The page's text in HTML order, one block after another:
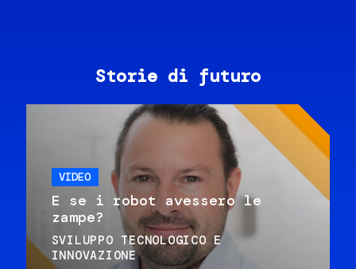
Storie di futuro
VIDEO
E se i robot avessero le
zampe?
SVILUPPO TECNOLOGICO E
INNOVAZIONE